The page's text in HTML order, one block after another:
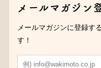
メールマガジン
メールマガジンに登録す
す！